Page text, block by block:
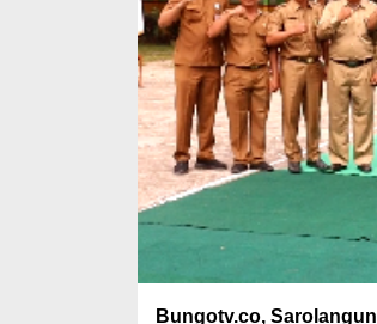
Bungotv.co, Sarolangun